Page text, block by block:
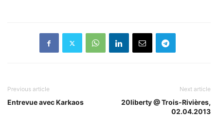
Previous article
Entrevue avec Karkaos
Next article
20liberty @ Trois-Rivières,
02.04.2013